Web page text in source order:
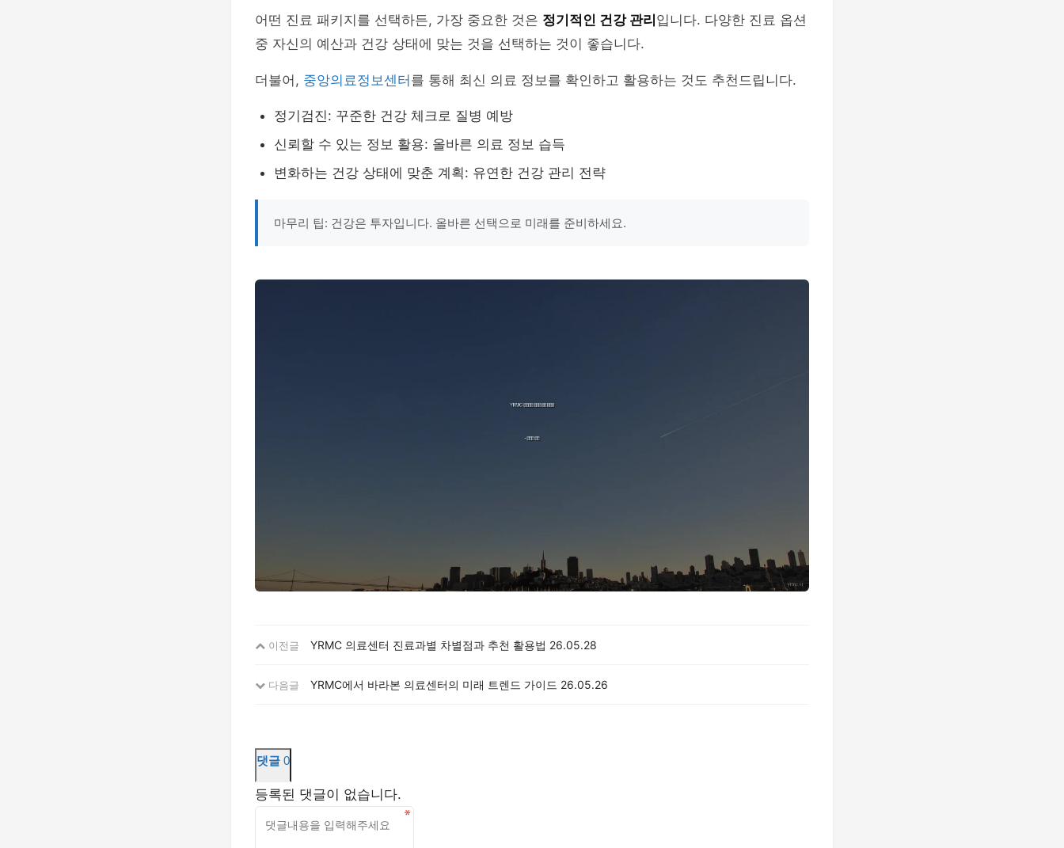
어떤 진료 패키지를 선택하든, 가장 중요한 것은 정기적인 건강 관리 입니다. 다양한 진료 옵션
중 자신의 예산과 건강 상태에 맞는 것을 선택하는 것이 좋습니다.
더불어, 중앙의료정보센터 를 통해 최신 의료 정보를 확인하고 활용하는 것도 추천드립니다.
정기검진: 꾸준한 건강 체크로 질병 예방
신뢰할 수 있는 정보 활용: 올바른 의료 정보 습득
변화하는 건강 상태에 맞춘 계획: 유연한 건강 관리 전략
마무리 팁: 건강은 투자입니다. 올바른 선택으로 미래를 준비하세요.
이전글 YRMC 의료센터 진료과별 차별점과 추천 활용법 26.05.28
다음글 YRMC에서 바라본 의료센터의 미래 트렌드 가이드 26.05.26
댓글 0
등록된 댓글이 없습니다.